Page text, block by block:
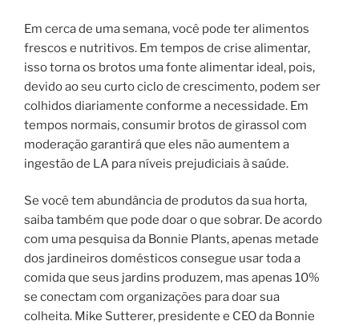
Em cerca de uma semana, você pode ter alimentos
frescos e nutritivos. Em tempos de crise alimentar,
isso torna os brotos uma fonte alimentar ideal, pois,
devido ao seu curto ciclo de crescimento, podem ser
colhidos diariamente conforme a necessidade. Em
tempos normais, consumir brotos de girassol com
moderação garantirá que eles não aumentem a
ingestão de LA para níveis prejudiciais à saúde.
Se você tem abundância de produtos da sua horta,
saiba também que pode doar o que sobrar. De acordo
com uma pesquisa da Bonnie Plants, apenas metade
dos jardineiros domésticos consegue usar toda a
comida que seus jardins produzem, mas apenas 10%
se conectam com organizações para doar sua
colheita. Mike Sutterer, presidente e CEO da Bonnie